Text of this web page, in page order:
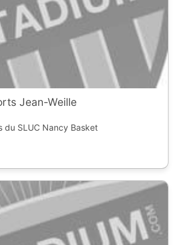
Jean-Weille
du SLUC Nancy Basket